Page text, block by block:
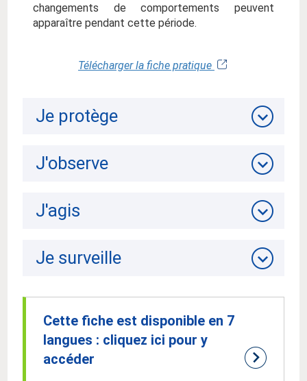
changements de comportements peuvent
apparaître pendant cette période.
Télécharger la fiche pratique
Je protège
J'observe
J'agis
Je surveille
Cette fiche est disponible en 7
langues : cliquez ici pour y
accéder